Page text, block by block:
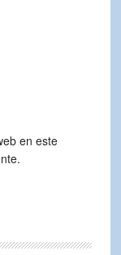
en este